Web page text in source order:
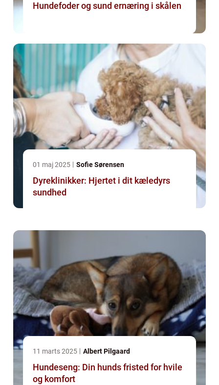
Hundefoder og sund ernæring i skålen
01 maj 2025 Sofie Sørensen
Dyreklinikker: Hjertet i dit kæledyrs
sundhed
11 marts 2025 Albert Pilgaard
Hundeseng: Din hunds fristed for hvile
og komfort